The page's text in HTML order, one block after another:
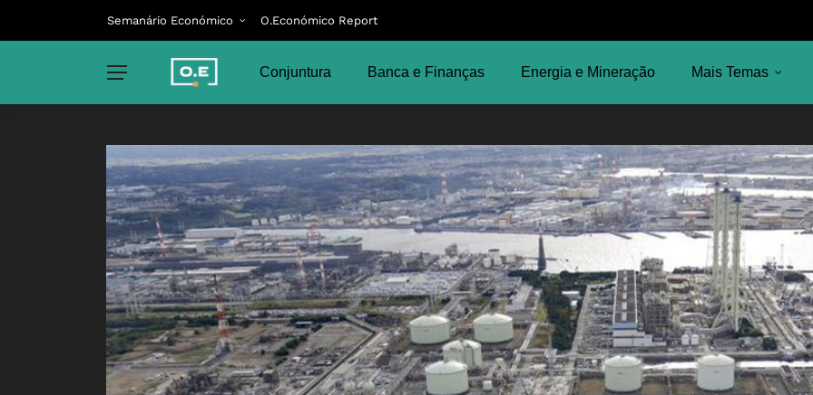
Semanário Económico O.Económico Report
Conjuntura Banca e Finanças Energia e Mineração Mais Temas